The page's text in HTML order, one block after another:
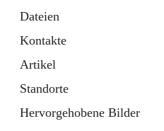
Dateien
Kontakte
Artikel
Standorte
Hervorgehobene Bilder